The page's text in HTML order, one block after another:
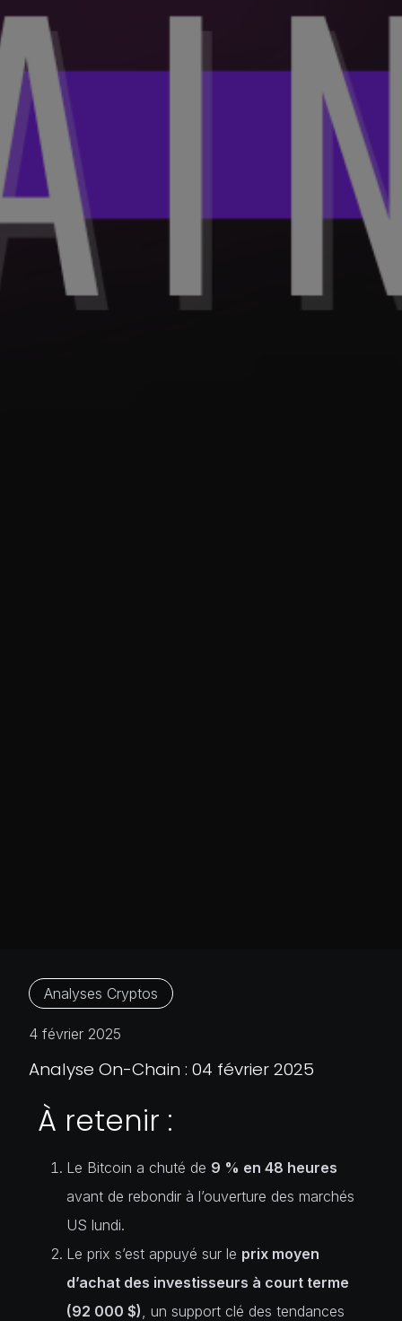
Analyses Cryptos
4 février 2025
Analyse On-Chain : 04 février 2025
À retenir :
Le Bitcoin a chuté de 9 % en 48 heures
avant de rebondir à l’ouverture des marchés
US lundi.
Le prix s’est appuyé sur le prix moyen
d’achat des investisseurs à court terme
(92 000 $), un support clé des tendances